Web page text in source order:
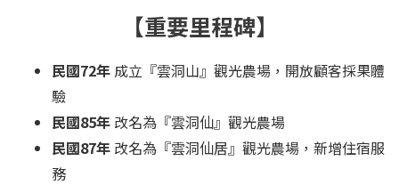
【重要里程碑】
民國72年 成立『雲洞山』觀光農場，開放顧客採果體
驗
民國85年 改名為『雲洞仙』觀光農場
民國87年 改名為『雲洞仙居』觀光農場，新增住宿服
務